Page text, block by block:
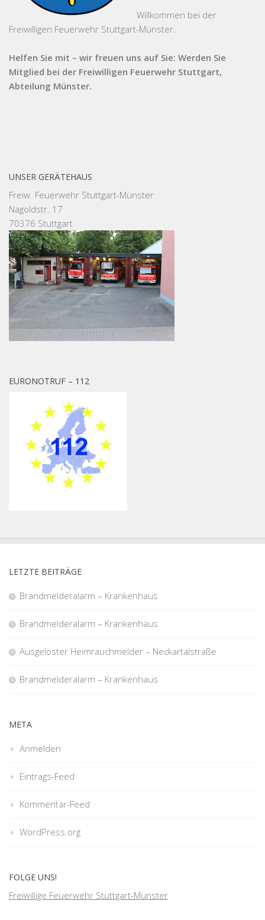
Willkommen bei der
Freiwilligen Feuerwehr Stuttgart-Münster.
Helfen Sie mit – wir freuen uns auf Sie: Werden Sie
Mitglied bei der Freiwilligen Feuerwehr Stuttgart,
Abteilung Münster.
UNSER GERÄTEHAUS
Freiw. Feuerwehr Stuttgart-Münster
Nagoldstr. 17
70376 Stuttgart
EURONOTRUF – 112
LETZTE BEITRÄGE
Brandmelderalarm – Krankenhaus
Brandmelderalarm – Krankenhaus
Ausgelöster Heimrauchmelder – Neckartalstraße
Brandmelderalarm – Krankenhaus
META
Anmelden
Eintrags-Feed
Kommentar-Feed
WordPress.org
FOLGE UNS!
Freiwillige Feuerwehr Stuttgart-Münster